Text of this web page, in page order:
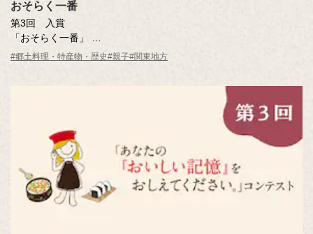
おそらく一番
第3回 入賞
「おそらく一番」
岸島 正明さん（神奈川県）
#郷土料理・特産物・歴史#親子#関東地方